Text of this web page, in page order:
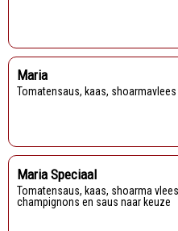
Maria
Tomatensaus, kaas,
Maria Speciaal
Tomatensaus, kaas, shoarma vlees, uien, paprika,
champignons en saus naar keuze